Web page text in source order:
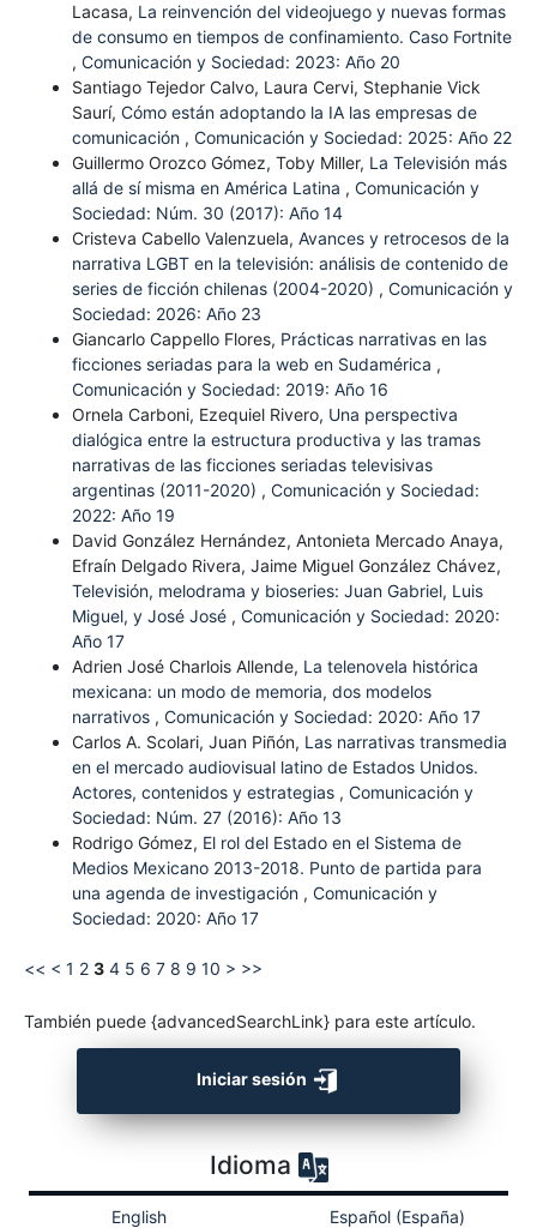
Lacasa, La reinvención del videojuego y nuevas formas
de consumo en tiempos de confinamiento. Caso Fortnite
, Comunicación y Sociedad: 2023: Año 20
Santiago Tejedor Calvo, Laura Cervi, Stephanie Vick
Saurí, Cómo están adoptando la IA las empresas de
comunicación , Comunicación y Sociedad: 2025: Año 22
Guillermo Orozco Gómez, Toby Miller, La Televisión más
allá de sí misma en América Latina , Comunicación y
Sociedad: Núm. 30 (2017): Año 14
Cristeva Cabello Valenzuela, Avances y retrocesos de la
narrativa LGBT en la televisión: análisis de contenido de
series de ficción chilenas (2004-2020) , Comunicación y
Sociedad: 2026: Año 23
Giancarlo Cappello Flores, Prácticas narrativas en las
ficciones seriadas para la web en Sudamérica ,
Comunicación y Sociedad: 2019: Año 16
Ornela Carboni, Ezequiel Rivero, Una perspectiva
dialógica entre la estructura productiva y las tramas
narrativas de las ficciones seriadas televisivas
argentinas (2011-2020) , Comunicación y Sociedad:
2022: Año 19
David González Hernández, Antonieta Mercado Anaya,
Efraín Delgado Rivera, Jaime Miguel González Chávez,
Televisión, melodrama y bioseries: Juan Gabriel, Luis
Miguel, y José José , Comunicación y Sociedad: 2020:
Año 17
Adrien José Charlois Allende, La telenovela histórica
mexicana: un modo de memoria, dos modelos
narrativos , Comunicación y Sociedad: 2020: Año 17
Carlos A. Scolari, Juan Piñón, Las narrativas transmedia
en el mercado audiovisual latino de Estados Unidos.
Actores, contenidos y estrategias , Comunicación y
Sociedad: Núm. 27 (2016): Año 13
Rodrigo Gómez, El rol del Estado en el Sistema de
Medios Mexicano 2013-2018. Punto de partida para
una agenda de investigación , Comunicación y
Sociedad: 2020: Año 17
<< < 1 2 3 4 5 6 7 8 9 10 > >>
También puede {advancedSearchLink} para este artículo.
Iniciar sesión
Idioma
English Español (España)